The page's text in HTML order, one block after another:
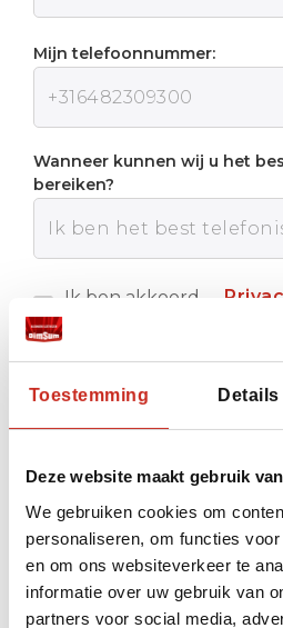
Toestemming Details
Deze website maakt gebruik
We gebruiken cookies om
personaliseren, om functies
en om ons websiteverkeer te
informatie over uw gebruik van
partners voor social media,
Mijn telefoonnummer:
Wanneer kunnen wij u het
bereiken?
Ik ben akkoord
Verstuur